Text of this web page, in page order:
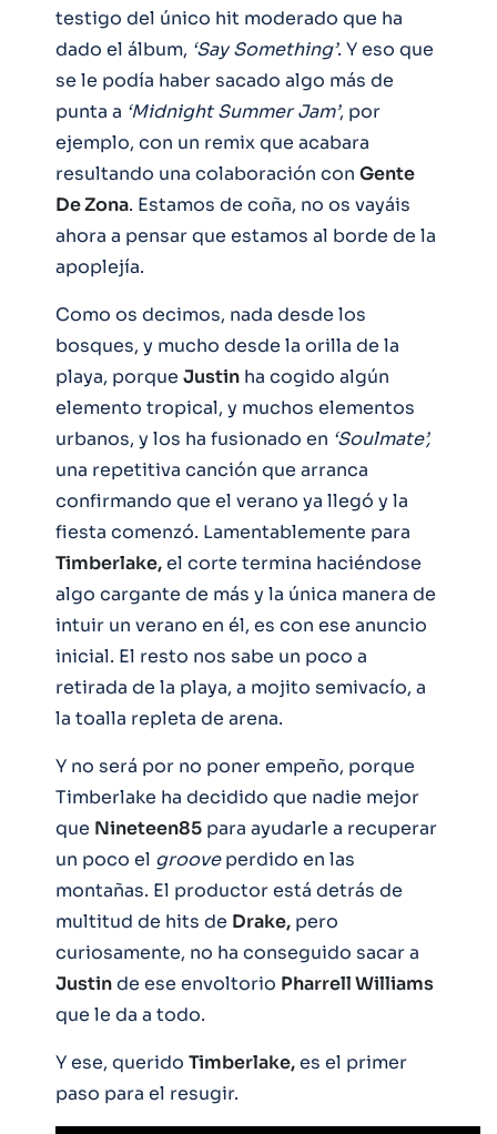
testigo del único hit moderado que ha
dado el álbum, ‘Say Something’. Y eso que
se le podía haber sacado algo más de
punta a ‘Midnight Summer Jam’, por
ejemplo, con un remix que acabara
resultando una colaboración con Gente
De Zona. Estamos de coña, no os vayáis
ahora a pensar que estamos al borde de la
apoplejía.
Como os decimos, nada desde los
bosques, y mucho desde la orilla de la
playa, porque Justin ha cogido algún
elemento tropical, y muchos elementos
urbanos, y los ha fusionado en ‘Soulmate’,
una repetitiva canción que arranca
confirmando que el verano ya llegó y la
fiesta comenzó. Lamentablemente para
Timberlake,el corte termina haciéndose
algo cargante de más y la única manera de
intuir un verano en él, es con ese anuncio
inicial. El resto nos sabe un poco a
retirada de la playa, a mojito semivacío, a
la toalla repleta de arena.
Y no será por no poner empeño, porque
Timberlake ha decidido que nadie mejor
que Nineteen85 para ayudarle a recuperar
un poco el grooveperdido en las
montañas. El productor está detrás de
multitud de hits de Drake, pero
curiosamente, no ha conseguido sacar a
Justinde ese envoltorio Pharrell Williams
que le da a todo.
Y ese, querido Timberlake,es el primer
paso para el resugir.